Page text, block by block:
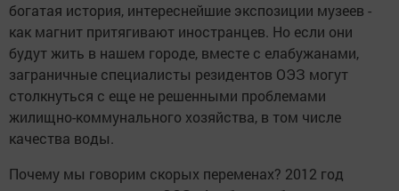
богатая история, интереснейшие экспозиции музеев -
как магнит притягивают иностранцев. Но если они
будут жить в нашем городе, вместе с елабужанами,
заграничные специалисты резидентов ОЭЗ могут
столкнуться с еще не решенными проблемами
жилищно-коммунального хозяйства, в том числе
качества воды.
Почему мы говорим скорых переменах? 2012 год